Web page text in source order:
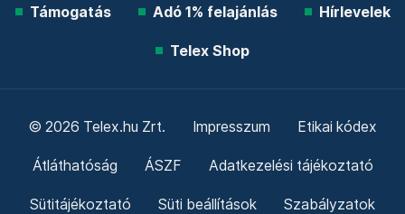
Támogatás Adó 1% felajánlás Hírlevelek
Telex Shop
© 2026 Telex.hu Zrt. Impresszum Etikai kódex
Átláthatóság ÁSZF Adatkezelési tájékoztató
Sütitájékoztató Süti beállítások Szabályzatok